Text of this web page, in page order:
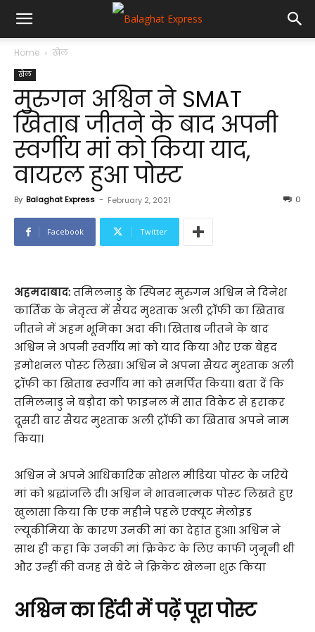
Home खेल
खेल
मुरुगन अश्विन ने SMAT
खिताब जीतने के बाद अपनी
स्‍वर्गीय मां को किया याद,
वायरल हुआ पोस्‍ट
By Balaghat Express - February 2, 2021 0
Facebook Twitter
अहमदाबाद:तमिलनाडु के स्पिनर मुरुगन अश्विन ने दिनेश
कार्तिक के नेतृत्‍व में सैयद मुश्‍ताक अली ट्रॉफी का खिताब
जीतने में अहम भूमिका अदा की। खिताब जीतने के बाद
अश्विन ने अपनी स्‍वर्गीय मां को याद किया और एक बेहद
इमोशनल पोस्‍ट लिखा। अश्विन ने अपना सैयद मुश्‍ताक अली
ट्रॉफी का खिताब स्‍वर्गीय मां को समर्पित किया। बता दें कि
तमिलनाडु ने बड़ौदा को फाइनल में सात विकेट से हराकर
दूसरी बार सैयद मुश्‍ताक अली ट्रॉफी का खिताब अपने नाम
किया।
अश्विन ने अपने आधिकारिक सोशल मीडिया पोस्‍ट के जरिये
मां को श्रद्धांजलि दी। अश्विन ने भावनात्‍मक पोस्‍ट लिखते हुए
खुलासा किया कि एक महीने पहले एक्‍यूट मेलोइड
ल्‍यूकीमिया के कारण उनकी मां का देहांत हुआ। अश्विन ने
साथ ही कहा कि उनकी मां क्रिकेट के लिए काफी जुनूनी थी
और उन्‍हीं की वजह से बेटे ने क्रिकेट खेलना शुरू किया
अश्विन का हिंदी में पढ़ें पूरा पोस्‍ट